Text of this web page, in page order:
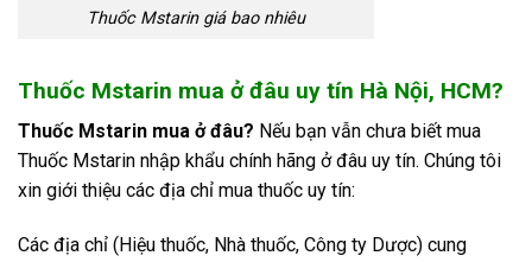
Thuốc Mstarin giá bao nhiêu
Thuốc Mstarin mua ở đâu uy tín Hà Nội, HCM?
Thuốc Mstarin mua ở đâu? Nếu bạn vẫn chưa biết mua
Thuốc Mstarin nhập khẩu chính hãng ở đâu uy tín. Chúng tôi
xin giới thiệu các địa chỉ mua thuốc uy tín:
Các địa chỉ (Hiệu thuốc, Nhà thuốc, Công ty Dược) cung